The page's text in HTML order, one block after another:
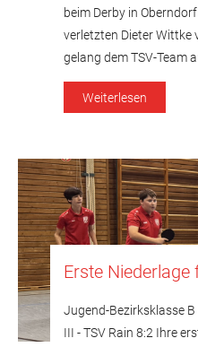
beim Derby in
verletzten Dieter Wittke
gelang dem TSV-Team
mit einem 8:2 ein
beim Tabellenführer
Weiterlesen
Erste
Jugend-Bezirksklasse
III - TSV Rain 8:2 Ihre